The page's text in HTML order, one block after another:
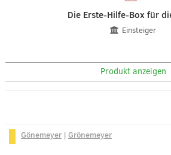
Die Erste-Hilfe-Box für
Einsteiger
Produkt anzeigen
Gönemeyer| Grönemeyer